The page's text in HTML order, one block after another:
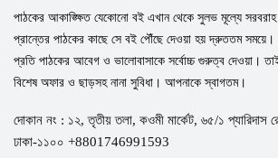
পাঠকের আকাঙ্ক্ষিত যেকোনো বই এখান থেকে সুলভ মূল্যে
প্রান্তের পাঠকের কাছে সে বই পৌঁছে দেওয়া হয় দ্রুততম সময়ে।
প্রতি পাঠকের আবেগ ও ভালোবাসাকে সর্বোচ্চ গুরুত্ব দেওয়া।
বিশেষ অফার ও ছাড়সহ নানা সুবিধা। আপনাকে স্বাগতম।
দোকান নং : ১২, তৃতীয় তলা, কওমী মার্কেট, ৬৫/১ প্যারিদাস
ঢাকা-১১০০ +8801746991593